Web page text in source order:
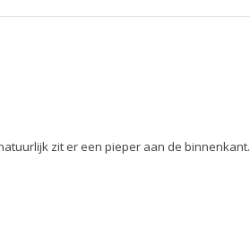
zit er een pieper aan de binnenkant.